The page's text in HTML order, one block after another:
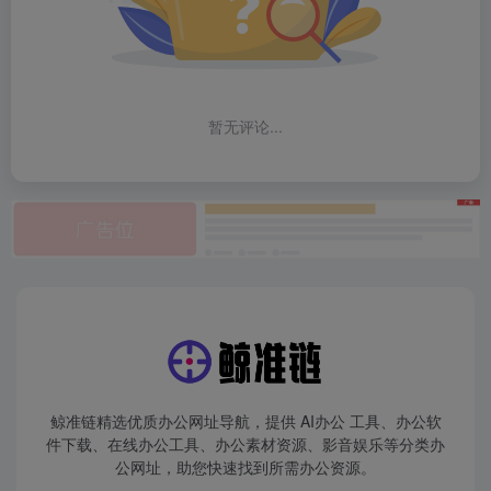
暂无评论...
鲸准链精选优质办公网址导航，提供 AI办公 工具、办公软
件下载、在线办公工具、办公素材资源、影音娱乐等分类办
公网址，助您快速找到所需办公资源。